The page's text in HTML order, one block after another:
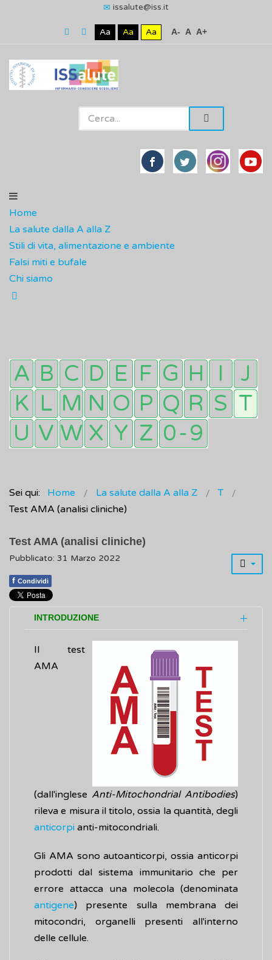
issalute@iss.it
Aa Aa Aa A- A A+
Home
La salute dalla A alla Z
Stili di vita, alimentazione e ambiente
Falsi miti e bufale
Chi siamo
Sei qui: Home La salute dalla A alla Z
T
Test AMA (analisi cliniche)
Test AMA (analisi cliniche)
Pubblicato: 31 Marzo 2022
f Condividi
INTRODUZIONE
Il test
AMA
(dall'inglese Anti-Mitochondrial Antibodies)
rileva e misura il titolo, ossia la quantità, degli
anticorpi anti-mitocondriali.
Gli AMA sono autoanticorpi, ossia anticorpi
prodotti dal sistema immunitario che per
errore attacca una molecola (denominata
antigene) presente sulla membrana dei
mitocondri, organelli presenti all'interno
delle cellule.